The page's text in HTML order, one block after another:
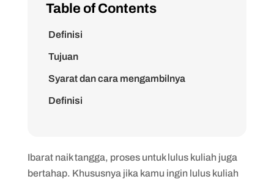
Table of Contents
Definisi
Tujuan
Syarat dan cara mengambilnya
Definisi
Ibarat naik tangga, proses untuk lulus kuliah juga
bertahap. Khususnya jika kamu ingin lulus kuliah